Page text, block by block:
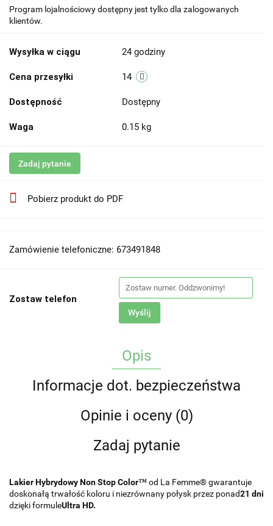
Program lojalnościowy dostępny jest tylko dla zalogowanych
klientów.
Wysyłka w ciągu 24 godziny
Cena przesyłki 14
Dostępność Dostępny
Waga 0.15 kg
Zadaj pytanie
Pobierz produkt do PDF
Zamówienie telefoniczne: 673491848
Zostaw telefon
Wyślij
Opis
Informacje dot. bezpieczeństwa
Opinie i oceny (0)
Zadaj pytanie
Lakier Hybrydowy Non Stop Color™od La Femme® gwarantuje
doskonałą trwałość koloru i niezrównany połysk przez ponad21 dni
dzięki formuleUltra HD.